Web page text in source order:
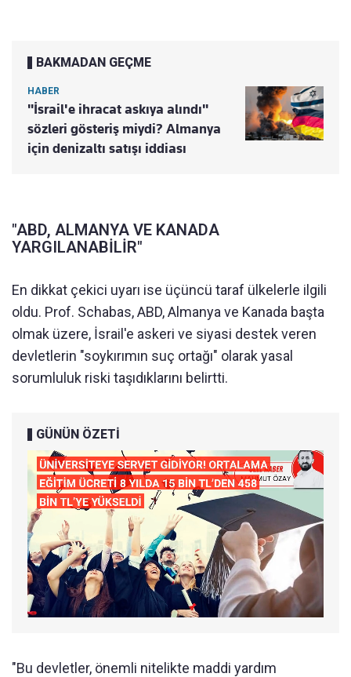
BAKMADAN GEÇME
HABER
"İsrail'e ihracat askıya alındı"
sözleri gösteriş miydi? Almanya
için denizaltı satışı iddiası
"ABD, ALMANYA VE KANADA
YARGILANABİLİR"
En dikkat çekici uyarı ise üçüncü taraf ülkelerle ilgili
oldu. Prof. Schabas, ABD, Almanya ve Kanada başta
olmak üzere, İsrail'e askeri ve siyasi destek veren
devletlerin "soykırımın suç ortağı" olarak yasal
sorumluluk riski taşıdıklarını belirtti.
GÜNÜN ÖZETİ
"Bu devletler, önemli nitelikte maddi yardım